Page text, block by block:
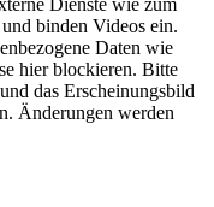
Dienste wie zum
binden Videos ein.
Daten wie
hier blockieren. Bitte
das Erscheinungsbild
Änderungen werden